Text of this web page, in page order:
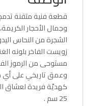
قطعة فنية متقنة
وجمال الأحجار
الشجرة من النحاس
زويست الفاخر بلونه
مستوحى من الرموز
وعمق تاريخي على أي
كهديّة فريدة لعشاق
25 سم .